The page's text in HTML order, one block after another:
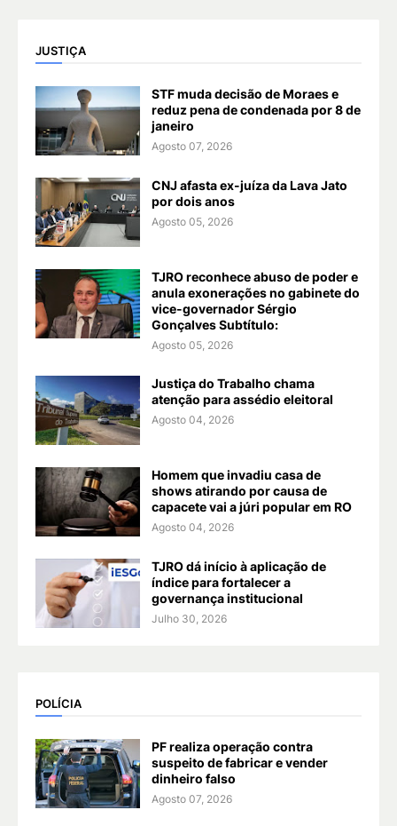
JUSTIÇA
STF muda decisão de Moraes e
reduz pena de condenada por 8 de
janeiro
Agosto 07, 2026
CNJ afasta ex-juíza da Lava Jato
por dois anos
Agosto 05, 2026
TJRO reconhece abuso de poder e
anula exonerações no gabinete do
vice-governador Sérgio
Gonçalves Subtítulo:
Agosto 05, 2026
Justiça do Trabalho chama
atenção para assédio eleitoral
Agosto 04, 2026
Homem que invadiu casa de
shows atirando por causa de
capacete vai a júri popular em RO
Agosto 04, 2026
TJRO dá início à aplicação de
índice para fortalecer a
governança institucional
Julho 30, 2026
POLÍCIA
PF realiza operação contra
suspeito de fabricar e vender
dinheiro falso
Agosto 07, 2026